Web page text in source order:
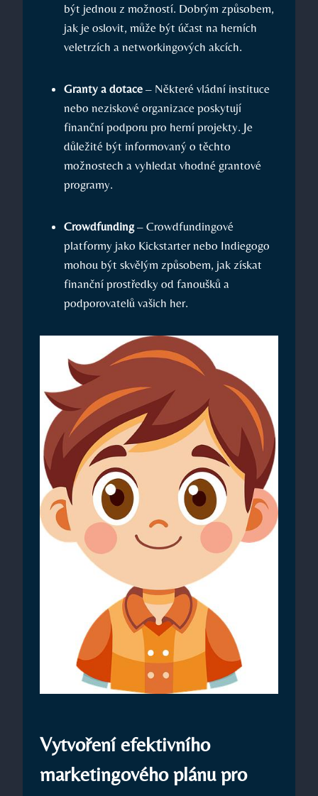
být jednou z možností. Dobrým způsobem,
jak je oslovit, může být účast na herních
veletrzích a networkingových akcích.
Granty a dotace – Některé vládní instituce
nebo neziskové organizace poskytují
finanční podporu pro herní projekty. Je
důležité být informovaný o těchto
možnostech a vyhledat vhodné grantové
programy.
Crowdfunding– Crowdfundingové
platformy jako Kickstarter nebo Indiegogo
mohou být skvělým způsobem, jak získat
finanční prostředky od fanoušků a
podporovatelů vašich her.
Vytvoření efektivního
marketingového plánu pro